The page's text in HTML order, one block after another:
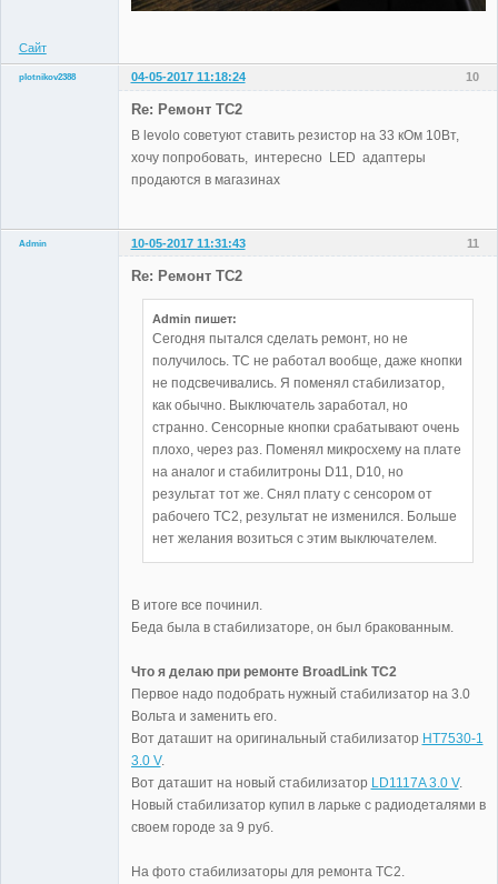
Сайт
10
plotnikov2388
04-05-2017 11:18:24
Re: Ремонт TC2
В levolo советуют ставить резистор на 33 кОм 10Вт,
хочу попробовать, интересно LED адаптеры
продаются в магазинах
11
Admin 10-05-2017 11:31:43
Re: Ремонт TC2
Admin пишет:
Сегодня пытался сделать ремонт, но не
получилось. TC не работал вообще, даже кнопки
не подсвечивались. Я поменял стабилизатор,
как обычно. Выключатель заработал, но
странно. Сенсорные кнопки срабатывают очень
плохо, через раз. Поменял микросхему на плате
на аналог и стабилитроны D11, D10, но
результат тот же. Снял плату с сенсором от
рабочего TC2, результат не изменился. Больше
нет желания возиться с этим выключателем.
В итоге все починил.
Беда была в стабилизаторе, он был бракованным.
Что я делаю при ремонте BroadLink TC2
Первое надо подобрать нужный стабилизатор на 3.0
Вольта и заменить его.
Вот даташит на оригинальный стабилизатор HT7530-1
3.0 V.
Вот даташит на новый стабилизатор LD1117A 3.0 V.
Новый стабилизатор купил в ларьке с радиодеталями в
своем городе за 9 руб.
На фото стабилизаторы для ремонта TC2.